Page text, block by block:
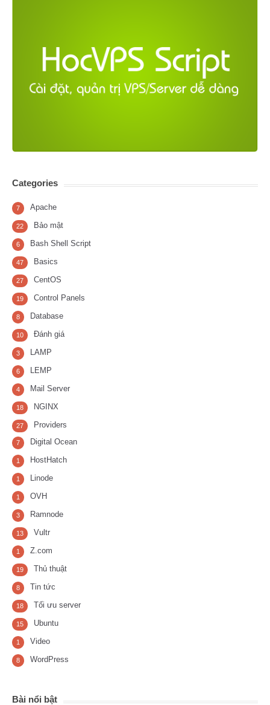
Categories
Apache
7
Bảo mật
22
Bash Shell Script
6
Basics
47
CentOS
27
Control Panels
19
Database
8
Đánh giá
10
LAMP
3
LEMP
6
Mail Server
4
NGINX
18
Providers
27
Digital Ocean
7
HostHatch
1
Linode
1
OVH
1
Ramnode
3
Vultr
13
Z.com
1
Thủ thuật
19
Tin tức
8
Tối ưu server
18
Ubuntu
15
Video
1
WordPress
8
Bài nổi bật